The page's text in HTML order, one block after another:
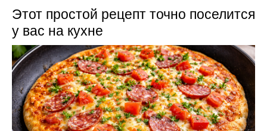
Этот простой рецепт точно поселится
у вас на кухне